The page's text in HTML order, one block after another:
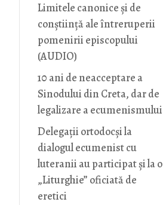
Limitele canonice și de
conștiință ale întreruperii
pomenirii episcopului
(AUDIO)
10 ani de neacceptare a
Sinodului din Creta, dar de
legalizare a ecumenismului
Delegații ortodocși la
dialogul ecumenist cu
luteranii au participat și la o
„Liturghie” oficiată de
eretici